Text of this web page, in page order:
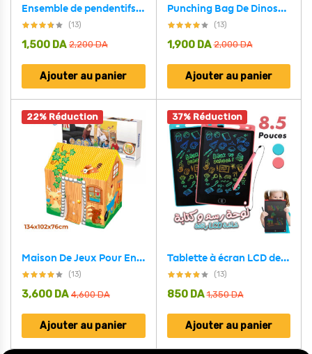
Ensemble de pendentifs en argile pour la fabrication de bijoux enfant
(13)
2,200DA
1,500 DA
Ajouter au panier
Punching Bag De Dinosaures En PVC Bestway 52287
(13)
2,000DA
1,900 DA
Ajouter au panier
22% Réduction
Maison De Jeux Pour Enfants Avec Porte Et Fenêtre Bestway 52007
(13)
4,600DA
3,600 DA
Ajouter au panier
37% Réduction
Tablette à écran LCD de 8.5 pouces pour dessin pour enfants
(13)
1,350DA
850 DA
Ajouter au panier